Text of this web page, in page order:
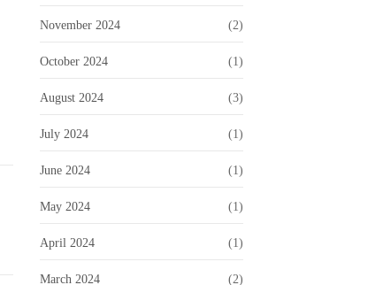
November 2024 (2)
October 2024 (1)
August 2024 (3)
July 2024 (1)
June 2024 (1)
May 2024 (1)
April 2024 (1)
March 2024 (2)